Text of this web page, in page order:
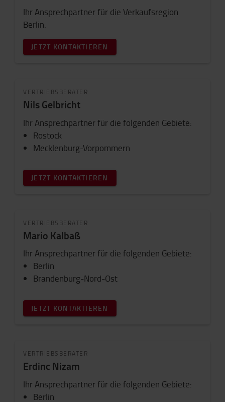
Ihr Ansprechpartner für die Verkaufsregion
Berlin.
JETZT KONTAKTIEREN
VERTRIEBSBERATER
Nils Gelbricht
Ihr Ansprechpartner für die folgenden Gebiete:
Rostock
Mecklenburg-Vorpommern
JETZT KONTAKTIEREN
VERTRIEBSBERATER
Mario Kalbaß
Ihr Ansprechpartner für die folgenden Gebiete:
Berlin
Brandenburg-Nord-Ost
JETZT KONTAKTIEREN
VERTRIEBSBERATER
Erdinc Nizam
Ihr Ansprechpartner für die folgenden Gebiete:
Berlin